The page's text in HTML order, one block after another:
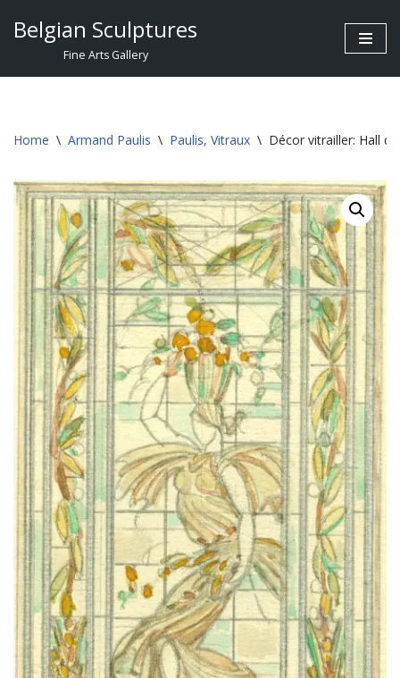
Belgian Sculptures
Fine Arts Gallery
Home \ Armand Paulis \ Paulis, Vitraux \ Décor vitrailler: Hall